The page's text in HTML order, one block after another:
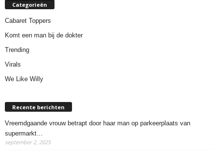
Categorieën
Cabaret Toppers
Komt een man bij de dokter
Trending
Virals
We Like Willy
Recente berichten
Vreemdgaande vrouw betrapt door haar man op parkeerplaats van
supermarkt…
september 2, 2025